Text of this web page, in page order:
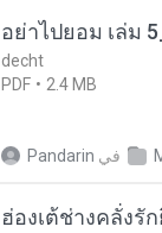
อย่าไปยอม เล่ม
decht
PDF
2.4 MB
Pandarin في
ฮ่องเต้ช่างคลั่งรั